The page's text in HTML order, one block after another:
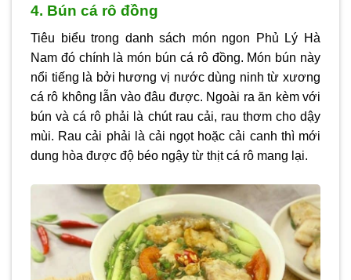
4. Bún cá rô đồng
Tiêu biểu trong danh sách món ngon Phủ Lý Hà
Nam đó chính là món bún cá rô đồng. Món bún này
nổi tiếng là bởi hương vị nước dùng ninh từ xương
cá rô không lẫn vào đâu được. Ngoài ra ăn kèm với
bún và cá rô phải là chút rau cải, rau thơm cho dậy
mùi. Rau cải phải là cải ngọt hoặc cải canh thì mới
dung hòa được độ béo ngậy từ thịt cá rô mang lại.